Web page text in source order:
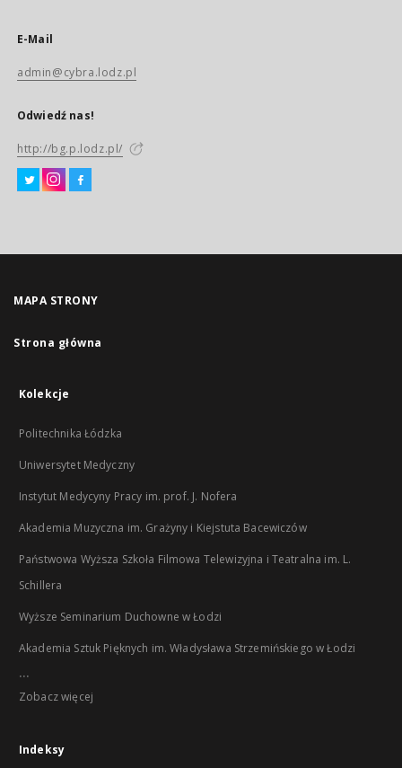
E-Mail
admin@cybra.lodz.pl
Odwiedź nas!
http://bg.p.lodz.pl/
MAPA STRONY
Strona główna
Kolekcje
Politechnika Łódzka
Uniwersytet Medyczny
Instytut Medycyny Pracy im. prof. J. Nofera
Akademia Muzyczna im. Grażyny i Kiejstuta Bacewiczów
Państwowa Wyższa Szkoła Filmowa Telewizyjna i Teatralna im. L.
Schillera
Wyższe Seminarium Duchowne w Łodzi
Akademia Sztuk Pięknych im. Władysława Strzemińskiego w Łodzi
...
Zobacz więcej
Indeksy